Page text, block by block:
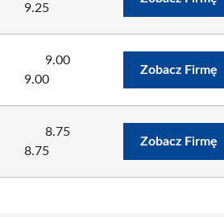
9.25
9.00
9.00
Zobacz Firmę
8.75
8.75
Zobacz Firmę